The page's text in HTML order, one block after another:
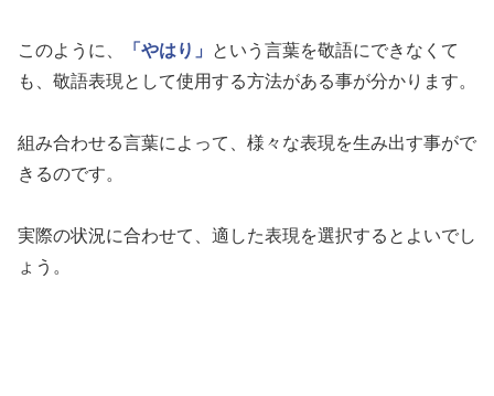
このように、 「やはり」
という言葉を敬語にできなくて
も、敬語表現として使用する方法がある事が分かります。
組み合わせる言葉によって、様々な表現を生み出す事がで
きるのです。
実際の状況に合わせて、適した表現を選択するとよいでし
ょう。